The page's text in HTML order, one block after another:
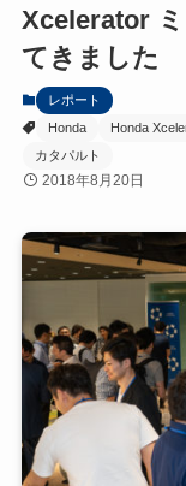
Xcelerator
てきました
レポート
Honda
Honda
カタパルト
2018年8月20日